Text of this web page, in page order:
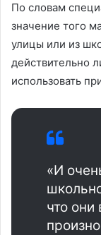
По словам
значение того
улицы или из
действительно
использовать
«И
что они